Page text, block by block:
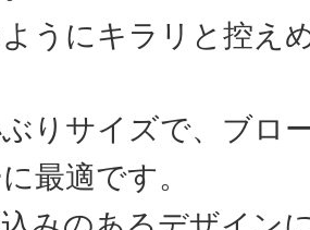
うにキラリと控え
りサイズで、ブロ
最適です。